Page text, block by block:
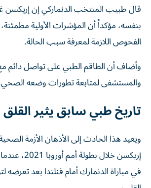
قال طبيب المنتخب الدنماركي إن إريكسن
بنفسه، مؤكداً أن المؤشرات الأولية
الفحوص اللازمة لمعرفة سبب الحالة.
وأضاف أن الطاقم الطبي على تواصل دائم
والمستشفى لمتابعة تطورات وضعه
تاريخ طبي سابق يثير القلق
ويعيد هذا الحادث إلى الأذهان الأزمة
إريكسن خلال
في مباراة الدنمارك أمام فنلندا بعد